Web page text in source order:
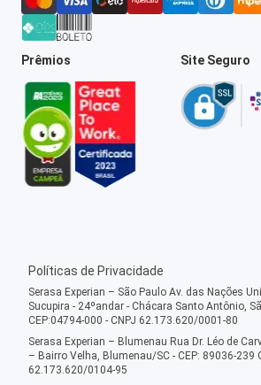
Prêmios Site Seguro
Políticas de Privacidade
Serasa Experian – São Paulo Av. das Nações
Sucupira - 24ºandar - Chácara Santo Antônio,
CEP:04794-000 - CNPJ 62.173.620/0001-80
Serasa Experian – Blumenau Rua Dr. Léo de
– Bairro Velha, Blumenau/SC - CEP: 89036-239
62.173.620/0104-95